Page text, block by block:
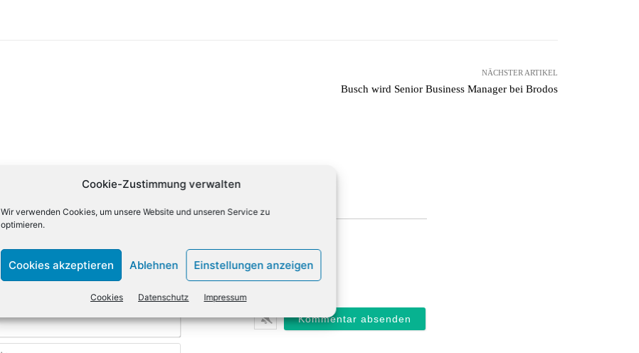
Cookie-Zustimmung verwalten
Wir verwenden Cookies, um unsere Website und unseren Service zu
optimieren.
Cookies akzeptieren Ablehnen Einstellungen anzeigen
Cookies Datenschutz Impressum
NÄCHSTER ARTIKEL
Busch wird Senior Business Manager bei Brodos
E-